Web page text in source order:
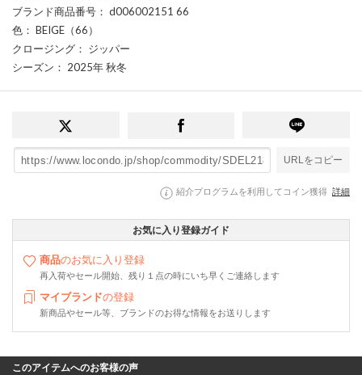
ブランド商品番号 ： d006002151 66
色 ： BEIGE（66）
クロージング ： ジッパー
シーズン ： 2025年 秋冬
URLをコピー
紹介プログラムを利用してコイン獲得 詳細
お気に入り登録ガイド
商品のお気に入り登録
再入荷やセール開始、残り１点の時にいち早くご連絡します
マイブランドの登録
新商品やセール等、ブランドのお得な情報をお送りします
このアイテムへのお客様の声